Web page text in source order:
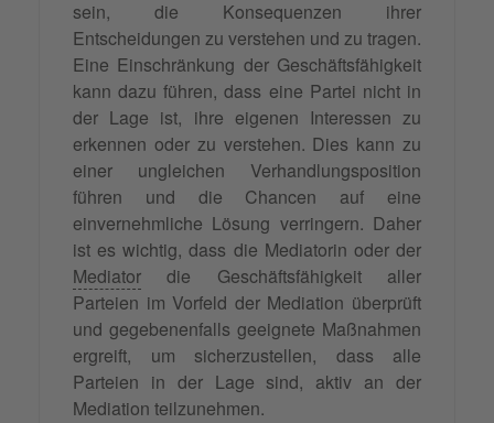
sein, die Konsequenzen ihrer
Entscheidungen zu verstehen und zu tragen.
Eine Einschränkung der Geschäftsfähigkeit
kann dazu führen, dass eine Partei nicht in
der Lage ist, ihre eigenen Interessen zu
erkennen oder zu verstehen. Dies kann zu
einer ungleichen Verhandlungsposition
führen und die Chancen auf eine
einvernehmliche Lösung verringern. Daher
ist es wichtig, dass die Mediatorin oder der
Mediator die Geschäftsfähigkeit aller
Parteien im Vorfeld der Mediation überprüft
und gegebenenfalls geeignete Maßnahmen
ergreift, um sicherzustellen, dass alle
Parteien in der Lage sind, aktiv an der
Mediation teilzunehmen.